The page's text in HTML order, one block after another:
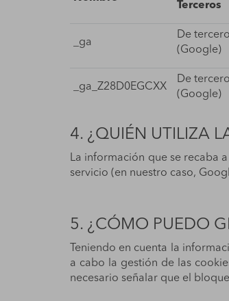
Terceros
_ga
De
(Google)
_ga_Z28D0EGCXX
De
(Google)
4. ¿QUIÉN UTILIZA
La información que se recaba
servicio (en nuestro caso,
5. ¿CÓMO PUEDO
Teniendo en cuenta la
a cabo la gestión de las
necesario señalar que el